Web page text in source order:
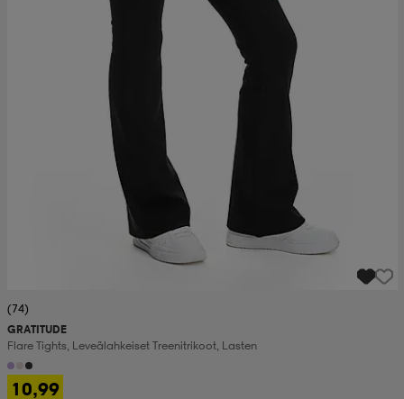
(74)
GRATITUDE
Flare Tights, Leveälahkeiset Treenitrikoot, Lasten
10,99